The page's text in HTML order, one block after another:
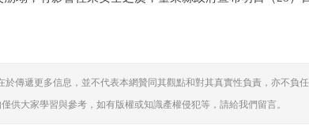
傳遞更多信息，並不代表本網贊同其觀點和對其真實性負責，亦不負
供大家學習與參考，如有版權或知識產權侵犯等，請給我們留言。